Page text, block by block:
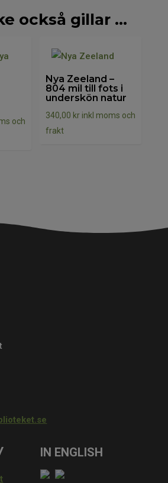
också gillar …
och
Nya Zeeland –
804 mil till fots i
underskön natur
340,00 kr inkl moms och
frakt